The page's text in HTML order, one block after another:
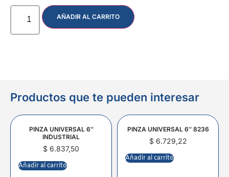
AÑADIR AL CARRITO
Productos que te pueden interesar
PINZA UNIVERSAL 6″
INDUSTRIAL
$ 6.837,50
Añadir al carrito
PINZA UNIVERSAL 6″ 8236
$6.729,22
Añadir al carrito